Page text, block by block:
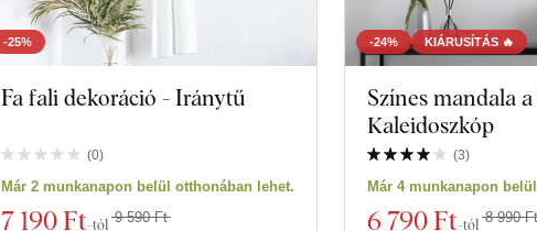
-25%
Fa fali dekoráció - Iránytű
(0)
Már 2 munkanapon belül otthonában lehet.
7 190 Ft-tól 9 590 Ft
-24% KIÁRUSÍTÁS 🔥
Színes mandala
Kaleidoszkóp
(3)
Már 4 munkanapon
6 790 Ft-tól 8 990 Ft